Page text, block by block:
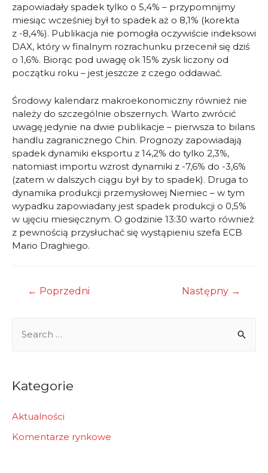
zapowiadały spadek tylko o 5,4% – przypomnijmy
miesiąc wcześniej był to spadek aż o 8,1% (korekta
z -8,4%). Publikacja nie pomogła oczywiście indeksowi
DAX, który w finalnym rozrachunku przecenił się dziś
o 1,6%. Biorąc pod uwagę ok 15% zysk liczony od
początku roku – jest jeszcze z czego oddawać.
Środowy kalendarz makroekonomiczny również nie
należy do szczególnie obszernych. Warto zwrócić
uwagę jedynie na dwie publikacje – pierwsza to bilans
handlu zagranicznego Chin. Prognozy zapowiadają
spadek dynamiki eksportu z 14,2% do tylko 2,3%,
natomiast importu wzrost dynamiki z -7,6% do -3,6%
(zatem w dalszych ciągu był by to spadek). Druga to
dynamika produkcji przemysłowej Niemiec – w tym
wypadku zapowiadany jest spadek produkcji o 0,5%
w ujęciu miesięcznym. O godzinie 13:30 warto również
z pewnością przysłuchać się wystąpieniu szefa ECB
Mario Draghiego.
Nawigacja
← Poprzedni Następny →
r
h
f
Kategorie
Aktualności
Komentarze rynkowe